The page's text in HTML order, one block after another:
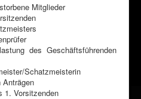
Mitglieder
des Geschäftsführenden
Schatzmeisterin
Anträgen
1. Vorsitzenden